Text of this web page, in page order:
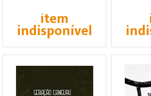
item
indisponível